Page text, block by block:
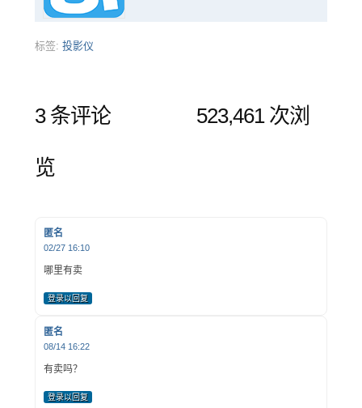
标签: 投影仪
3 条评论 523,461 次浏
览
匿名
02/27 16:10
哪里有卖
登录以回复
匿名
08/14 16:22
有卖吗？
登录以回复